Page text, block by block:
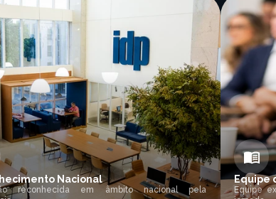
Nacional
reconhecida em âmbito nacional pela
Equipe
Equipe